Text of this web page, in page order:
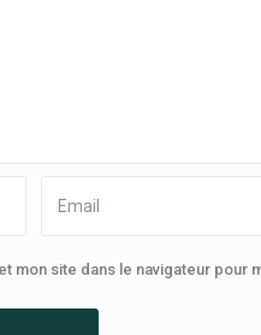
mon site dans le navigateur pour